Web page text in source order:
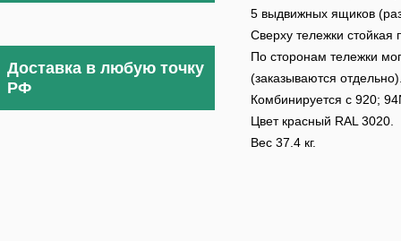
Доставка в любую точку
РФ
5 выдвижных ящиков
Сверху тележки
По сторонам тележки
(заказываются
Комбинируется с 920;
Цвет красный RAL 3020.
Вес 37.4 кг.